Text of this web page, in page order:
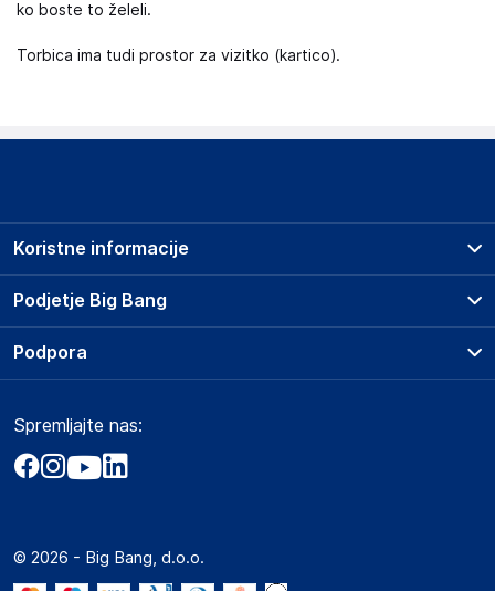
ko boste to želeli.
Torbica ima tudi prostor za vizitko (kartico).
Podjetje Big Bang
O podjetju
Obvestila za javnost
Akt o digitalnih storitvah
Marketplace za partnerje
Koristne informacije
Prodajna mesta
Storitve
Dostava, vnos in odvoz
Zavarovanje izdelkov
Podpora
Marketplace
Kako oddati naročilo?
Spremljajte nas:
© 2026 - Big Bang, d.o.o.